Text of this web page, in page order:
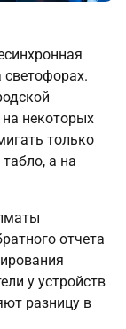
светофорах.
некоторых
только
а на
отчета
у устройств
разницу в